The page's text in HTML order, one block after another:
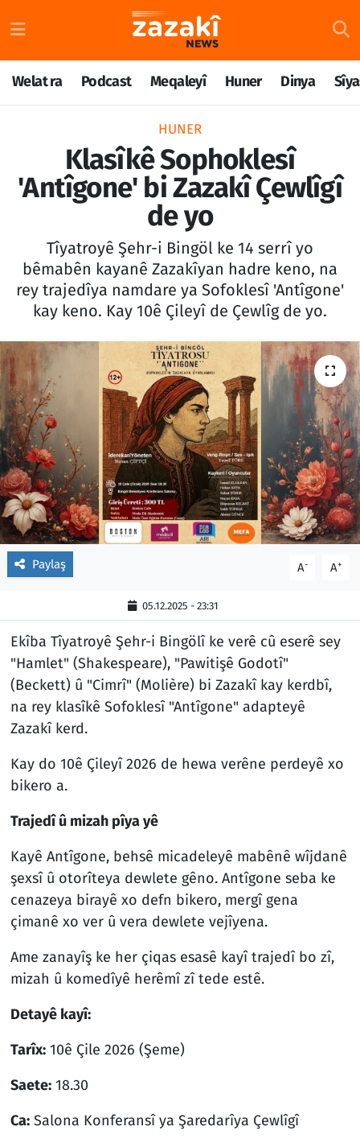
Welat ra Podcast Meqaleyî Huner Dinya
HUNER
Klasîkê Sophoklesî
'Antîgone' bi Zazakî Çewlîgî
de yo
Tîyatroyê Şehr-i Bingöl ke 14 serrî yo
bêmabên kayanê Zazakîyan hadre keno, na
rey trajedîya namdare ya Sofoklesî 'Antîgone'
kay keno. Kay 10ê Çileyî de Çewlîg de yo.
Paylaş A- A+
05.12.2025 - 23:31
Ekîba Tîyatroyê Şehr-i Bingölî ke verê cû eserê sey
"Hamlet" (Shakespeare), "Pawitişê Godotî"
(Beckett) û "Cimrî" (Molière) bi Zazakî kay kerdbî,
na rey klasîkê Sofoklesî "Antîgone" adapteyê
Zazakî kerd.
Kay do 10ê Çileyî 2026 de hewa verêne perdeyê xo
bikero a.
Trajedî û mizah pîya yê
Kayê Antîgone, behsê micadeleyê mabênê wîjdanê
şexsî û otorîteya dewlete gêno. Antîgone seba ke
cenazeya birayê xo defn bikero, mergî gena
çimanê xo ver û vera dewlete vejîyena.
Ame zanayîş ke her çiqas esasê kayî trajedî bo zî,
mizah û komedîyê herêmî zî tede estê.
Detayê kayî:
Tarîx:10ê Çile 2026 (Şeme)
Saete:18.30
Ca:Salona Konferansî ya Şaredarîya Çewlîgî
Welat ra
Podcast
Huner
Sîyaset
Rojane
Têkilî
Nöbetçi Eczaneler
Hava Durumu
Namaz Vakitleri
Trafik Durumu
Süper Lig Puan Durumu ve Fikstür
Tüm Manşetler
Son Dakika Haberleri
Haber Arşivi